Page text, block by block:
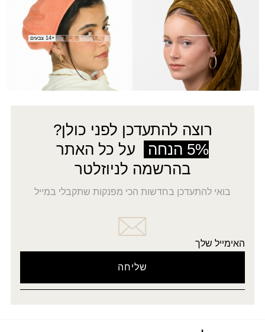
צעיף אלונים
₪ 91.00
ברט חלק M
₪40.00
+14 צבעים
1
←
רוצה להתעדכן לפני כולן?
5% הנחה
על כל האתר
בהרשמה לניוזלטר
בואי להתעדכן בחדשות הכי מפנקות שתקבלי במייל
האימייל שלך